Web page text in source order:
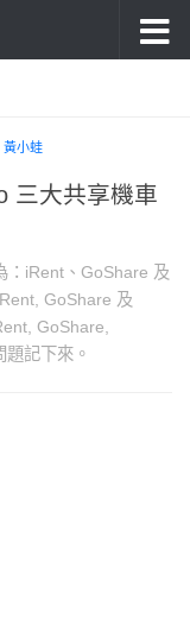
黃小蛙
三大共享機車
：iRent、GoShare 及
GoShare 及
GoShare,
記下來。